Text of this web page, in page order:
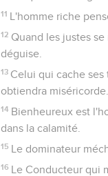
11 L'homme riche
12 Quand les justes
déguise.
13 Celui qui cache ses
obtiendra miséricorde.
14 Bienheureux est
dans la calamité.
15 Le dominateur
16 Le Conducteur qui